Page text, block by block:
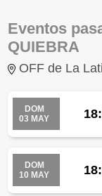
Eventos
QUIEBRA
OFF de La
DOM
03 MAY
DOM
10 MAY